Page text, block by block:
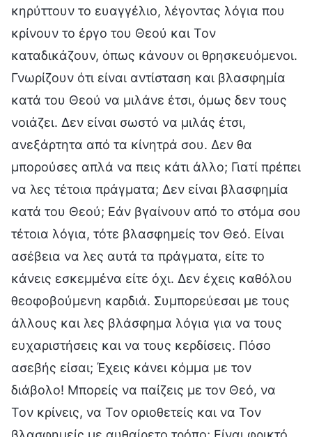
κηρύττουν το ευαγγέλιο, λέγοντας λόγια που
κρίνουν το έργο του Θεού και Τον
καταδικάζουν, όπως κάνουν οι θρησκευόμενοι.
Γνωρίζουν ότι είναι αντίσταση και βλασφημία
κατά του Θεού να μιλάνε έτσι, όμως δεν τους
νοιάζει. Δεν είναι σωστό να μιλάς έτσι,
ανεξάρτητα από τα κίνητρά σου. Δεν θα
μπορούσες απλά να πεις κάτι άλλο; Γιατί πρέπει
να λες τέτοια πράγματα; Δεν είναι βλασφημία
κατά του Θεού; Εάν βγαίνουν από το στόμα σου
τέτοια λόγια, τότε βλασφημείς τον Θεό. Είναι
ασέβεια να λες αυτά τα πράγματα, είτε το
κάνεις εσκεμμένα είτε όχι. Δεν έχεις καθόλου
θεοφοβούμενη καρδιά. Συμπορεύεσαι με τους
άλλους και λες βλάσφημα λόγια για να τους
ευχαριστήσεις και να τους κερδίσεις. Πόσο
ασεβής είσαι; Έχεις κάνει κόμμα με τον
διάβολο! Μπορείς να παίζεις με τον Θεό, να
Τον κρίνεις, να Τον οριοθετείς και να Τον